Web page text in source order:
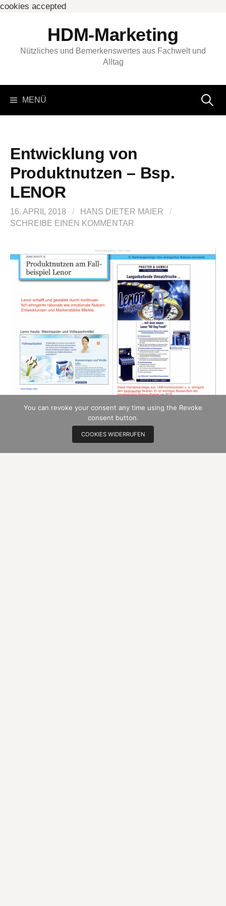
cookies accepted
HDM-Marketing
Nützliches und Bemerkenswertes aus Fachwelt und
Alltag
MENÜ Suchen
Entwicklung von
Produktnutzen – Bsp.
LENOR
16. APRIL 2018 / HANS DIETER MAIER
/
SCHREIBE EINEN KOMMENTAR
You can revoke your consent any time using the Revoke
consent button.
COOKIES WIDERRUFEN